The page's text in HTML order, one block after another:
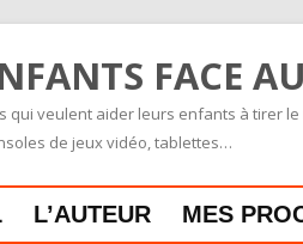
FACE
qui veulent aider leurs enfants à tirer
de jeux vidéo, tablettes…
L’AUTEUR MES